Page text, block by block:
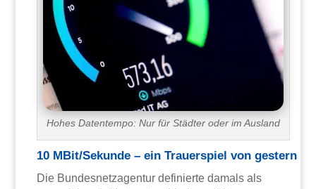
Hohes Datentempo: Nur für Städter oder im Ausland
10 MBit/Sekunde – ein Trauerspiel von gestern
Die Bundesnetzagentur definierte damals als